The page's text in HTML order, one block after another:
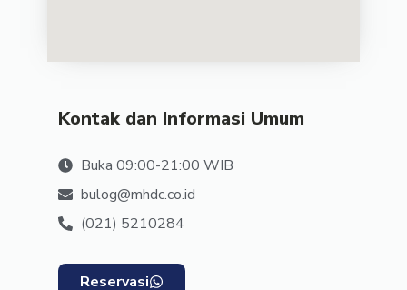
Kontak dan Informasi Umum
Buka 09:00-21:00 WIB
bulog@mhdc.co.id
(021) 5210284
Reservasi